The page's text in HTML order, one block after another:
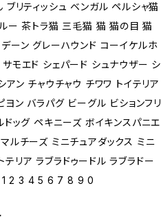
ブリティッシュ ベンガル ペルシャ猫
ルー 茶トラ猫 三毛猫 猫 猫の目 猫
ーン グレーハウンド コーイケルホ
モエド シェパード シュナウザー シ
ン チャウチャウ チワワ トイテリア
ン バラパグ ビーグル ビションフリ
ドッグ ペキニーズ ボイキンスパニエ
ルチーズ ミニチュアダックス ミニ
リア ラブラドゥードル ラブラドー
1 2 3 4 5 6 7 8 9 0